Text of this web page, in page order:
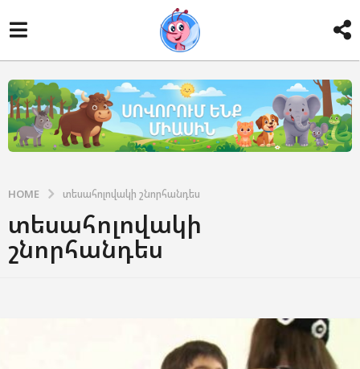
HOME տեսահոլովակի շնորհանդես
տեսահոլովակի
շնորհանդես